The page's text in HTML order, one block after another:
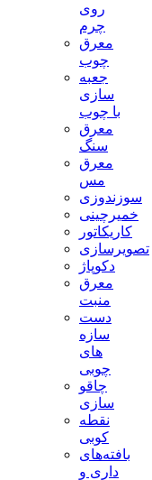
روی
چرم
معرق
چوب
جعبه
سازی
با چوب
معرق
سنگ
معرق
مس
سوزندوزی
خمیرچینی
کاریکاتور
تصویرسازی
دکوپاژ
معرق
منبت
دست
سازه
های
چوبی
چاقو
سازی
نقطه
کوبی
بافته‌های
داری و